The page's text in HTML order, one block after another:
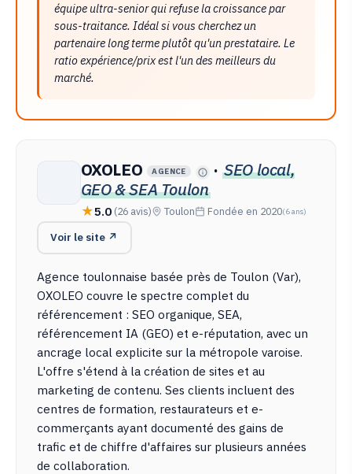
équipe ultra-senior qui refuse la croissance par
sous-traitance. Idéal si vous cherchez un
partenaire long terme plutôt qu'un prestataire. Le
ratio expérience/prix est l'un des meilleurs du
marché.
OXOLEO AGENCE · SEO local,
GEO & SEA Toulon
5.0 (26 avis) Toulon Fondée en 2020(6 ans)
Voir le site ↗
Agence toulonnaise basée près de Toulon (Var),
OXOLEO couvre le spectre complet du
référencement : SEO organique, SEA,
référencement IA (GEO) et e-réputation, avec un
ancrage local explicite sur la métropole varoise.
L'offre s'étend à la création de sites et au
marketing de contenu. Ses clients incluent des
centres de formation, restaurateurs et e-
commerçants ayant documenté des gains de
trafic et de chiffre d'affaires sur plusieurs années
de collaboration.